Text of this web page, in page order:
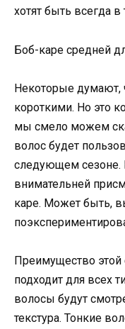
хотят быть всегда в
Боб-каре средней
Некоторые думают,
короткими. Но это
мы смело можем
волос будет
следующем
внимательней
каре. Может быть,
Преимущество этой
подходит для всех
волосы будут
текстура. Тонкие